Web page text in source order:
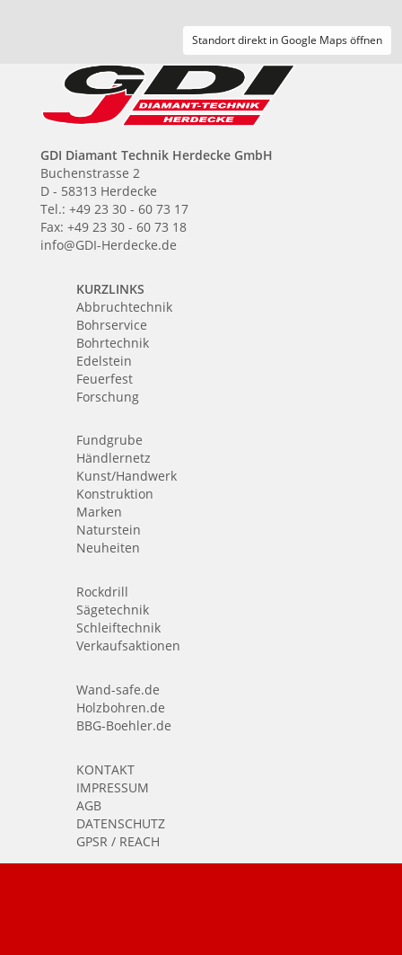
Standort direkt in Google Maps öffnen
GDI Diamant Technik Herdecke GmbH
Buchenstrasse 2
D - 58313 Herdecke
Tel.: +49 23 30 - 60 73 17
Fax: +49 23 30 - 60 73 18
info@GDI-Herdecke.de
KURZLINKS
Abbruchtechnik
Bohrservice
Bohrtechnik
Edelstein
Feuerfest
Forschung
Fundgrube
Händlernetz
Kunst/Handwerk
Konstruktion
Marken
Naturstein
Neuheiten
Rockdrill
Sägetechnik
Schleiftechnik
Verkaufsaktionen
Wand-safe.de
Holzbohren.de
BBG-Boehler.de
KONTAKT
IMPRESSUM
AGB
DATENSCHUTZ
GPSR / REACH